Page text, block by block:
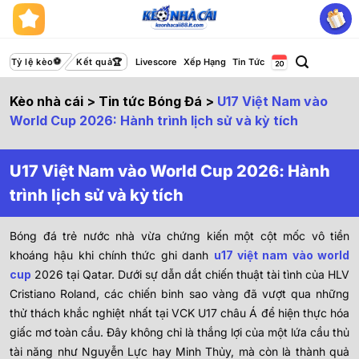
qua
dungTỷ lệ kèo Kết quả Livescore Xếp Hạng Tin Tức
Kèo nhà cái > Tin tức Bóng Đá > U17 Việt Nam vào
World Cup 2026: Hành trình lịch sử và kỳ tích
U17 Việt Nam vào World Cup 2026: Hành
trình lịch sử và kỳ tích
Bóng đá trẻ nước nhà vừa chứng kiến một cột mốc vô tiền
khoáng hậu khi chính thức ghi danh u17 việt nam vào world
cup 2026 tại Qatar. Dưới sự dẫn dắt chiến thuật tài tình của HLV
Cristiano Roland, các chiến binh sao vàng đã vượt qua những
thử thách khắc nghiệt nhất tại VCK U17 châu Á để hiện thực hóa
giấc mơ toàn cầu. Đây không chỉ là thắng lợi của một lứa cầu thủ
tài năng như Nguyễn Lực hay Minh Thủy, mà còn là thành quả